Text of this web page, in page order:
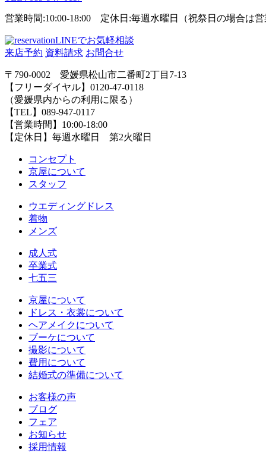
営業時間:10:00-18:00 定休日:毎週水曜日（祝祭日の場合は営
LINEでお気軽相談
来店予約 資料請求 お問合せ
〒790-0002 愛媛県松山市二番町2丁目7-13
【フリーダイヤル】0120-47-0118
（愛媛県内からの利用に限る）
【TEL】089-947-0117
【営業時間】10:00-18:00
【定休日】毎週水曜日 第2火曜日
コンセプト
京屋について
スタッフ
ウエディングドレス
着物
メンズ
成人式
卒業式
七五三
京屋について
ドレス・衣裳について
ヘアメイクについて
ブーケについて
撮影について
費用について
結婚式の準備について
お客様の声
ブログ
フェア
お知らせ
採用情報